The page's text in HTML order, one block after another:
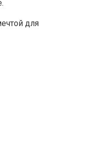
для